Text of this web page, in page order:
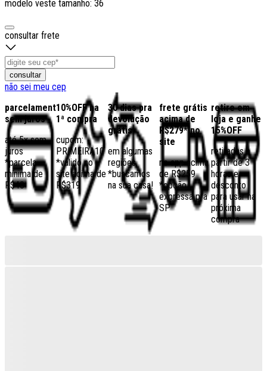
modelo veste tamanho: 36
consultar frete
consultar
não sei meu cep
parcelamento
sem juros
até 5x sem
juros
*parcela
mínima de
R$40
10%OFF na
1ª compra
cupom:
PRIMEIRA10
*válido no
site acima de
R$319
30 dias pra
devolução
grátis
em algumas
regiões,
*buscamos
na sua casa!
frete grátis
acima de
R$279* no
site
no app acima
de R$259
*opção
expressa pra
SP
retire em
loja e ganhe
15%OFF
retiradas a
partir de 3
horas e
desconto
para usar na
próxima
compra